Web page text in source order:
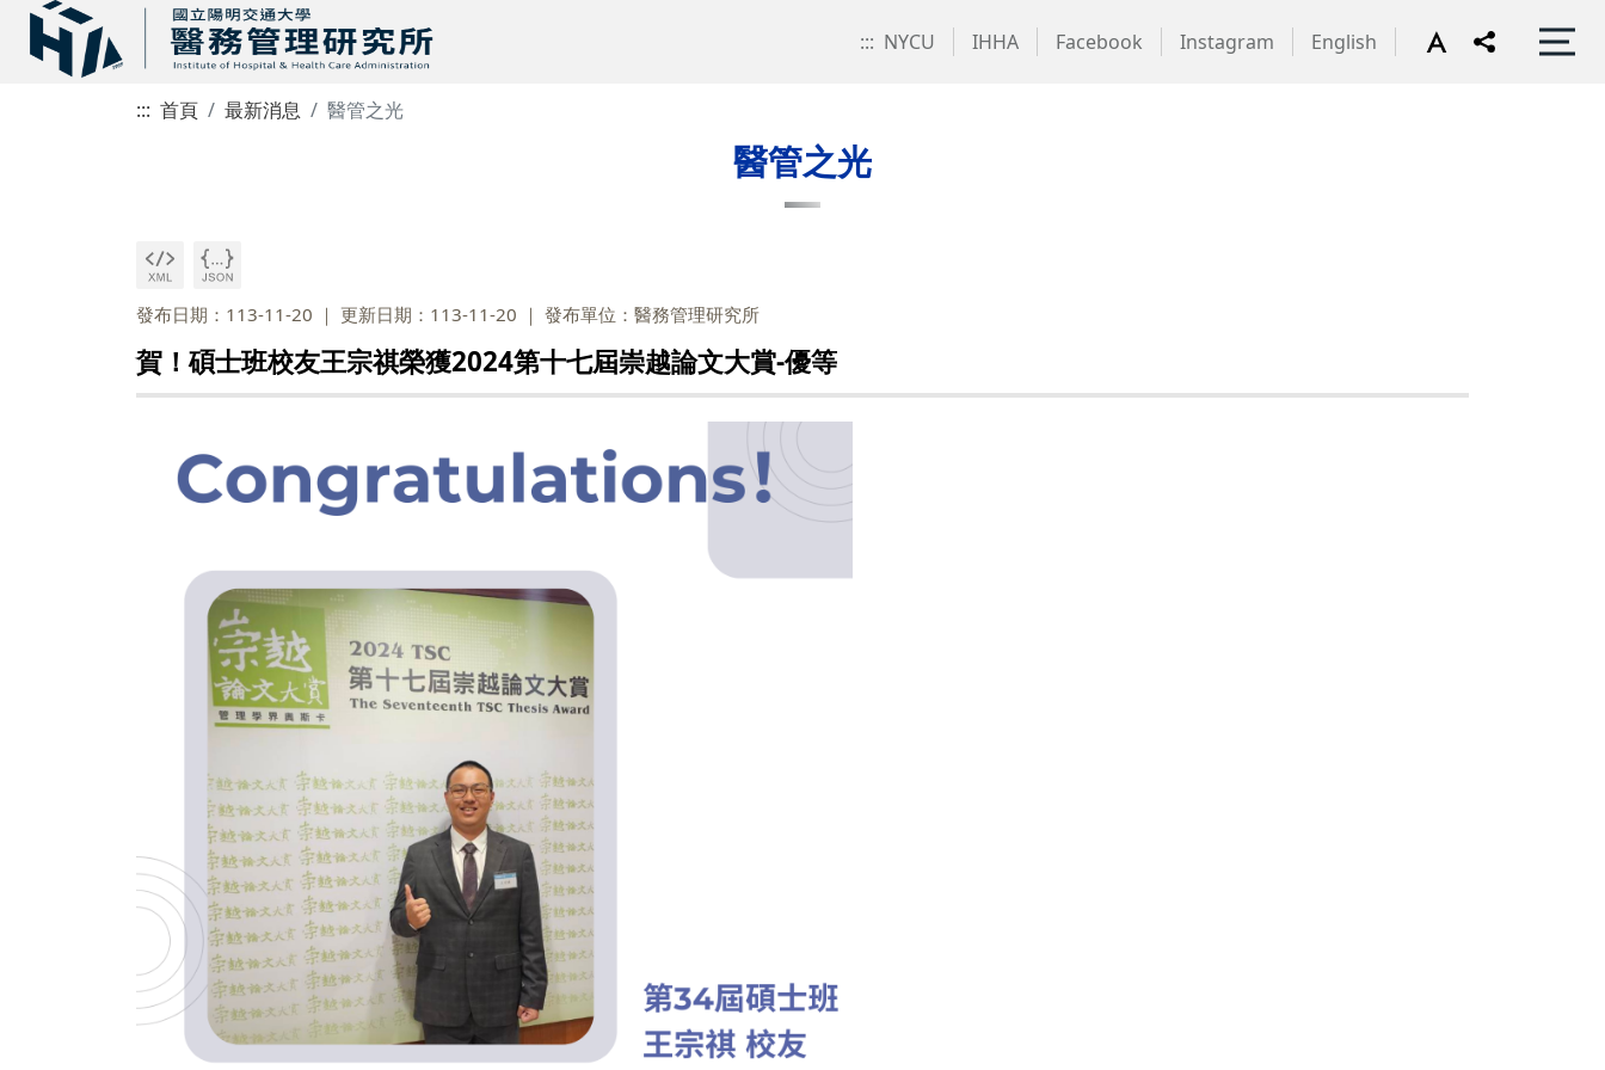
::: NYCU IHHA Facebook Instagram English
::: 首頁 最新消息 醫管之光
醫管之光
發布日期：113-11-20 更新日期：113-11-20 發布單位：醫務管理研究所
賀！碩士班校友王宗祺榮獲2024第十七屆崇越論文大賞-優等